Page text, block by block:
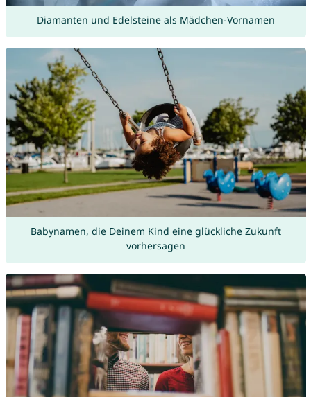
Diamanten und Edelsteine als Mädchen-Vornamen
Babynamen, die Deinem Kind eine glückliche Zukunft
vorhersagen